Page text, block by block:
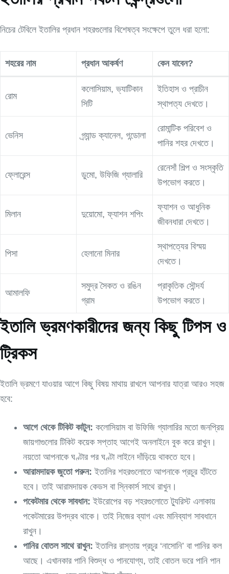
নিচের টেবিলে ইতালির প্রধান শহরগুলোর বিশেষত্ব সংক্ষেপে তুলে ধরা হলো:
শহরের নাম প্রধান আকর্ষণ কেন যাবেন?
রোম
কলোসিয়াম, ভ্যাটিকান
সিটি
ইতিহাস ও প্রাচীন
স্থাপত্য দেখতে।
ভেনিস গ্র্যান্ড ক্যানেল, গন্ডোলা
রোমান্টিক পরিবেশ ও
পানির শহর দেখতে।
ফ্লোরেন্স ডুমো, উফিজি গ্যালারি
রেনেসাঁ শিল্প ও সংস্কৃতি
উপভোগ করতে।
মিলান দুয়োমো, ফ্যাশন শপিং
ফ্যাশন ও আধুনিক
জীবনধারা দেখতে।
পিসা হেলানো মিনার
স্থাপত্যের বিস্ময়
দেখতে।
আমালফি
সমুদ্র সৈকত ও রঙিন
গ্রাম
প্রাকৃতিক সৌন্দর্য
উপভোগ করতে।
ইতালি ভ্রমণকারীদের জন্য কিছু টিপস ও
ট্রিকস
ইতালি ভ্রমণে যাওয়ার আগে কিছু বিষয় মাথায় রাখলে আপনার যাত্রা আরও সহজ
হবে:
আগে থেকে টিকিট কাটুন: কলোসিয়াম বা উফিজি গ্যালারির মতো জনপ্রিয়
জায়গাগুলোর টিকিট কয়েক সপ্তাহ আগেই অনলাইনে বুক করে রাখুন।
নয়তো আপনাকে ঘণ্টার পর ঘণ্টা লাইনে দাঁড়িয়ে থাকতে হবে।
আরামদায়ক জুতো পরুন: ইতালির শহরগুলোতে আপনাকে প্রচুর হাঁটতে
হবে। তাই আরামদায়ক কেডস বা স্নিকার্স সাথে রাখুন।
পকেটমার থেকে সাবধান: ইউরোপের বড় শহরগুলোতে ট্যুরিস্ট এলাকায়
পকেটমারের উপদ্রব থাকে। তাই নিজের ব্যাগ এবং মানিব্যাগ সাবধানে
রাখুন।
পানির বোতল সাথে রাখুন: ইতালির রাস্তায় প্রচুর ‘নাসোনি’ বা পানির কল
আছে। এখানকার পানি বিশুদ্ধ ও পানযোগ্য, তাই বোতল ভরে পানি পান